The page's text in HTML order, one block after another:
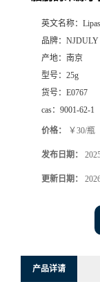
英文名称：
品牌： NJDULY
产地： 南京
型号： 25g
货号： E0767
cas： 9001-62-1
价格： ￥30/瓶
发布日期：
更新日期：
产品详请